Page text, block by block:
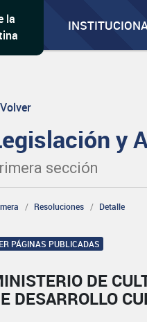
la
Volver
y
sección
Resoluciones Detalle
PÁGINAS PUBLICADAS
DE
DESARROLLO